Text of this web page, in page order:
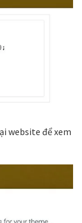
website để xem